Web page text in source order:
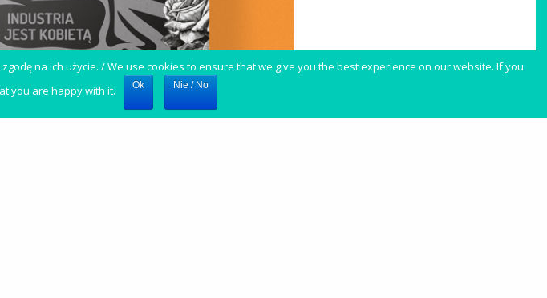
na ich użycie. / We use cookies to ensure that we give you the best experience on our website. If you
you are happy with it.
Ok Nie / No